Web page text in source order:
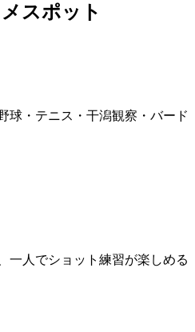
スポット
球・テニス・干潟観察・バード
一人でショット練習が楽しめる